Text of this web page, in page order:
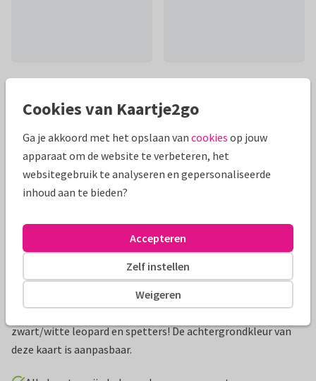
Mooie extra's bij je kaart
Productinformatie
Stoere uitnodiging voor een communiefeest met een
zwart/witte leopard en spetters! De achtergrondkleur van
deze kaart is aanpasbaar.
Cookies van Kaartje2go
Ga je akkoord met het opslaan van cookies op jouw
apparaat om de website te verbeteren, het
websitegebruik te analyseren en gepersonaliseerde
inhoud aan te bieden?
Weigeren
Zelf instellen
Accepteren